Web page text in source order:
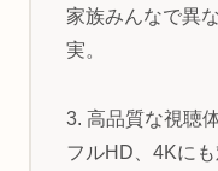
家族みんなで異
実。
3. 高品質な視聴
フルHD、4Kに